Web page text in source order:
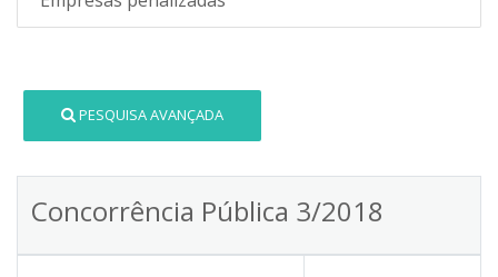
PESQUISA AVANÇADA
Concorrência Pública 3/2018